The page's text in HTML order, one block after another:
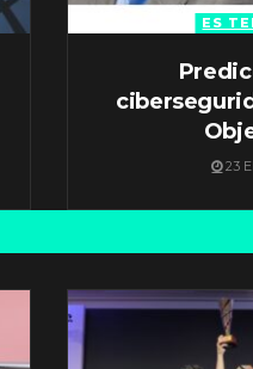
ES
23